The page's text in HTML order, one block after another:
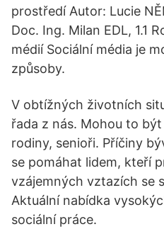
prostředí Autor: Lucie
Doc. Ing. Milan EDL, 1.1
médií Sociální média je
způsoby.
V obtížných životních
řada z nás. Mohou to
rodiny, senioři. Příčiny
se pomáhat lidem, kteří
vzájemných vztazích se
Aktuální nabídka
sociální práce.